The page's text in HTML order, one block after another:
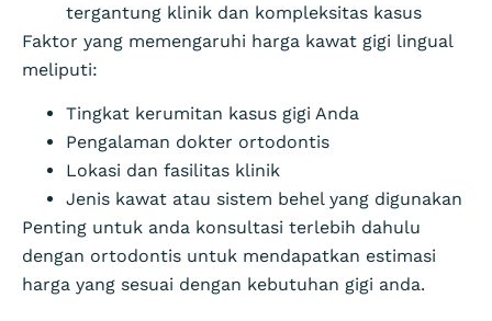
tergantung klinik dan kompleksitas kasus
Faktor yang memengaruhi harga kawat gigi lingual
meliputi:
Tingkat kerumitan kasus gigi Anda
Pengalaman dokter ortodontis
Lokasi dan fasilitas klinik
Jenis kawat atau sistem behel yang digunakan
Penting untuk anda konsultasi terlebih dahulu
dengan ortodontis untuk mendapatkan estimasi
harga yang sesuai dengan kebutuhan gigi anda.